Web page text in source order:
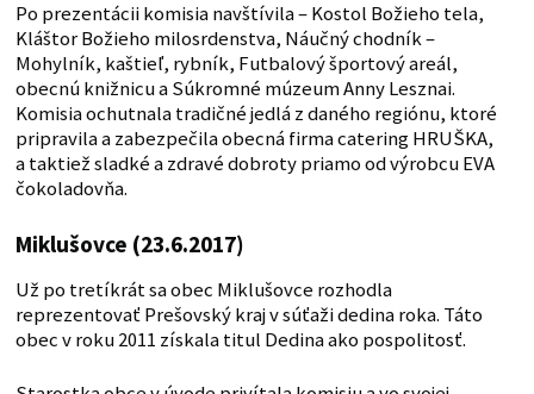
Po prezentácii komisia navštívila – Kostol Božieho tela,
Kláštor Božieho milosrdenstva, Náučný chodník –
Mohylník, kaštieľ, rybník, Futbalový športový areál,
obecnú knižnicu a Súkromné múzeum Anny Lesznai.
Komisia ochutnala tradičné jedlá z daného regiónu, ktoré
pripravila a zabezpečila obecná firma catering HRUŠKA,
a taktiež sladké a zdravé dobroty priamo od výrobcu EVA
čokoladovňa.
Miklušovce (23.6.2017)
Už po tretíkrát sa obec Miklušovce rozhodla
reprezentovať Prešovský kraj v súťaži dedina roka. Táto
obec v roku 2011 získala titul Dedina ako pospolitosť.